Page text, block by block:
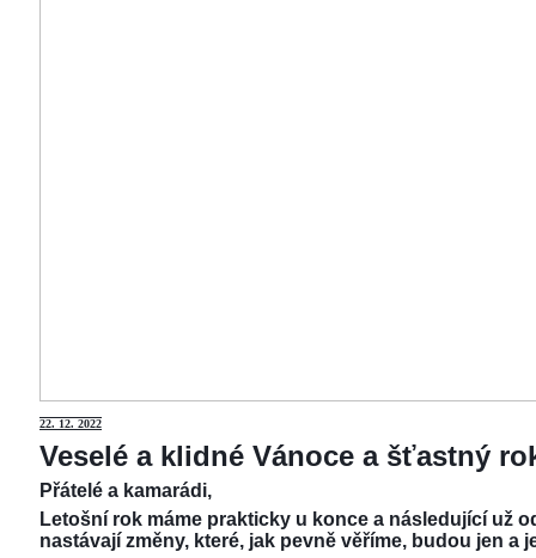
22. 12. 2022
Veselé a klidné Vánoce a šťastný
Přátelé a kamarádi,
Letošní rok máme prakticky u konce a následující už
nastávají změny, které, jak pevně věříme, budou jen a